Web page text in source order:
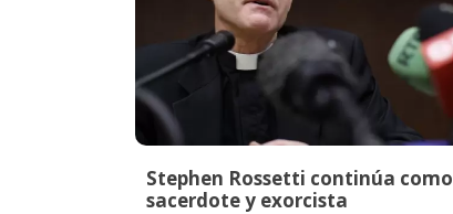
Stephen Rossetti continúa como
sacerdote y exorcista